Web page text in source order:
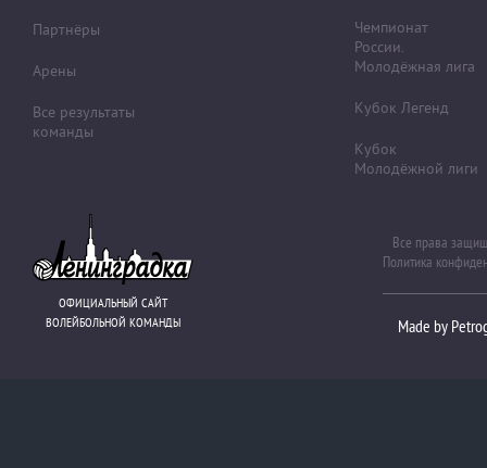
Партнёры
Арены
Все результаты
команды
Чемпионат
России.
Молодёжная лига
Кубок Легенд
Кубок
Молодёжной лиги
ОФИЦИАЛЬНЫЙ САЙТ
ВОЛЕЙБОЛЬНОЙ КОМАНДЫ
Все права
Политика
Made by